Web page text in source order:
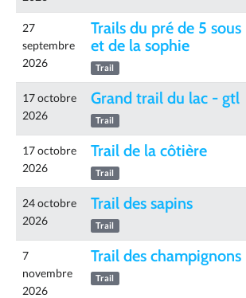
27
septembre
2026
Trails du pré de 5 sous
et de la sophie
Trail
17 octobre
2026
Grand trail du lac - gtl
Trail
17 octobre
2026
Trail de la côtière
Trail
24 octobre
2026
Trail des sapins
Trail
7
novembre
2026
Trail des champignons
Trail